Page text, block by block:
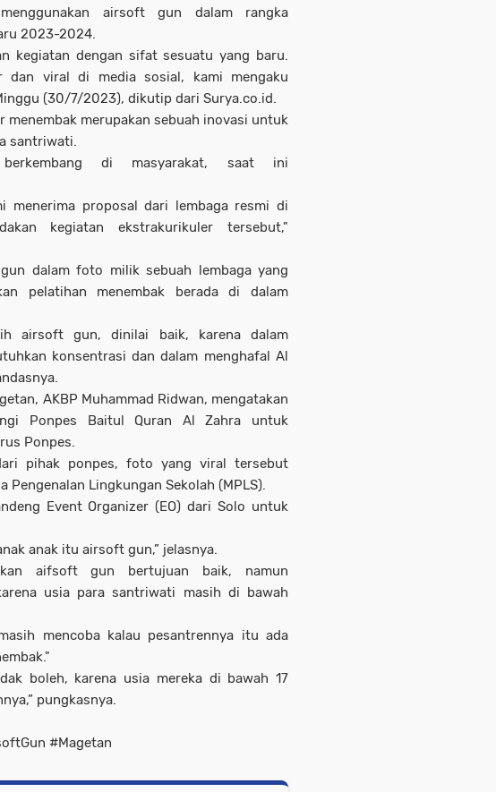
airsoft gun dalam rangka
2023-2024.
kegiatan dengan sifat sesuatu yang baru.
dan viral di media sosial, kami mengaku
(30/7/2023), dikutip dari Surya.co.id.
menembak merupakan sebuah inovasi untuk
santriwati.
di masyarakat, saat ini
menerima proposal dari lembaga resmi di
kegiatan ekstrakurikuler tersebut,"
dalam foto milik sebuah lembaga yang
pelatihan menembak berada di dalam
airsoft gun, dinilai baik, karena dalam
konsentrasi dan dalam menghafal Al
AKBP Muhammad Ridwan, mengatakan
Ponpes Baitul Quran Al Zahra untuk
Ponpes.
pihak ponpes, foto yang viral tersebut
Pengenalan Lingkungan Sekolah (MPLS).
Event Organizer (EO) dari Solo untuk
anak itu airsoft gun,” jelasnya.
aifsoft gun bertujuan baik, namun
usia para santriwati masih di bawah
mencoba kalau pesantrennya itu ada
boleh, karena usia mereka di bawah 17
pungkasnya.
#Magetan